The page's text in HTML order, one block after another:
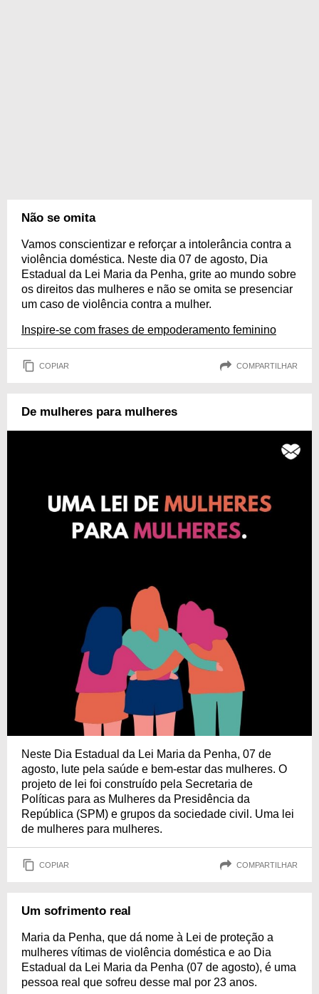
Não se omita
Vamos conscientizar e reforçar a intolerância contra a
violência doméstica. Neste dia 07 de agosto, Dia
Estadual da Lei Maria da Penha, grite ao mundo sobre
os direitos das mulheres e não se omita se presenciar
um caso de violência contra a mulher.
Inspire-se com frases de empoderamento feminino
COPIAR COMPARTILHAR
De mulheres para mulheres
Neste Dia Estadual da Lei Maria da Penha, 07 de
agosto, lute pela saúde e bem-estar das mulheres. O
projeto de lei foi construído pela Secretaria de
Políticas para as Mulheres da Presidência da
República (SPM) e grupos da sociedade civil. Uma lei
de mulheres para mulheres.
COPIAR COMPARTILHAR
Um sofrimento real
Maria da Penha, que dá nome à Lei de proteção a
mulheres vítimas de violência doméstica e ao Dia
Estadual da Lei Maria da Penha (07 de agosto), é uma
pessoa real que sofreu desse mal por 23 anos.